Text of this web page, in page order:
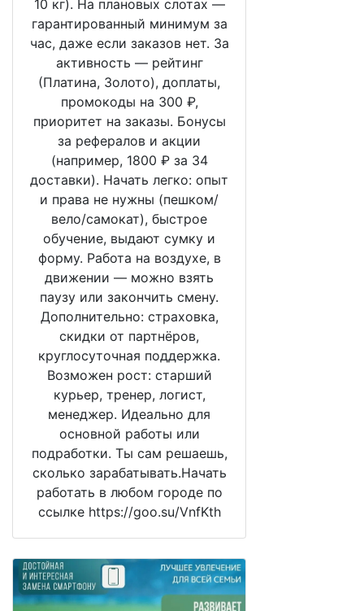
10 кг). На плановых слотах —
гарантированный минимум за
час, даже если заказов нет. За
активность — рейтинг
(Платина, Золото), доплаты,
промокоды на 300 ₽,
приоритет на заказы. Бонусы
за рефералов и акции
(например, 1800 ₽ за 34
доставки). Начать легко: опыт
и права не нужны (пешком/
вело/самокат), быстрое
обучение, выдают сумку и
форму. Работа на воздухе, в
движении — можно взять
паузу или закончить смену.
Дополнительно: страховка,
скидки от партнёров,
круглосуточная поддержка.
Возможен рост: старший
курьер, тренер, логист,
менеджер. Идеально для
основной работы или
подработки. Ты сам решаешь,
сколько зарабатывать.Начать
работать в любом городе по
ссылке https://goo.su/VnfKth